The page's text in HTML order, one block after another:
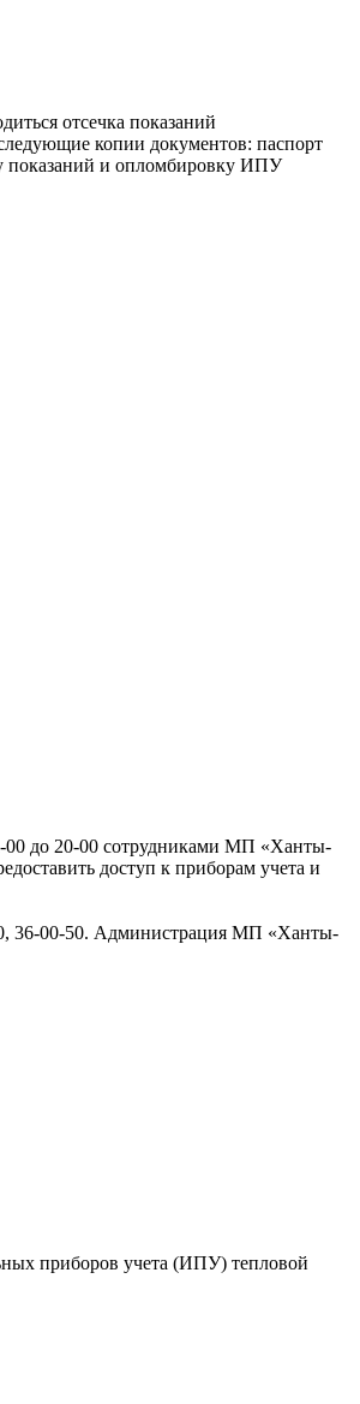
отсечка показаний
копии документов: паспорт
показаний и опломбировку ИПУ
00 до 20-00 сотрудниками МП «Ханты-
доступ к приборам учета и
36-00-50. Администрация МП «Ханты-
приборов учета (ИПУ) тепловой